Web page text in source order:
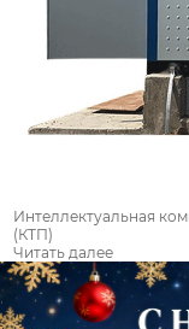
Интеллектуальная
(КТП)
Читать далее